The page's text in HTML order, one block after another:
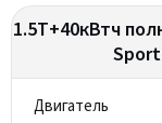
1.5T+40кВтч